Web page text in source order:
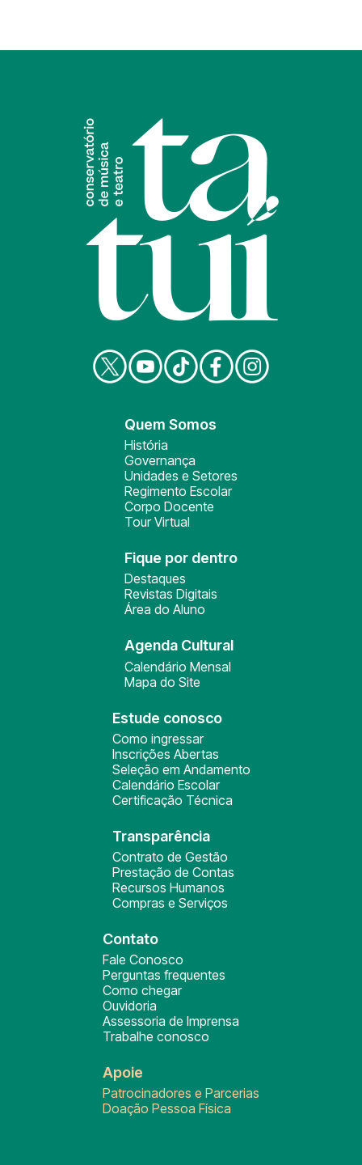
Quem Somos
História
Governança
Unidades e Setores
Regimento Escolar
Corpo Docente
Tour Virtual
Fique por dentro
Destaques
Revistas Digitais
Área do Aluno
Agenda Cultural
Calendário Mensal
Mapa do Site
Estude conosco
Como ingressar
Inscrições Abertas
Seleção em Andamento
Calendário Escolar
Certificação Técnica
Transparência
Contrato de Gestão
Prestação de Contas
Recursos Humanos
Compras e Serviços
Contato
Fale Conosco
Perguntas frequentes
Como chegar
Ouvidoria
Assessoria de Imprensa
Trabalhe conosco
Apoie
Patrocinadores e Parcerias
Doação Pessoa Física